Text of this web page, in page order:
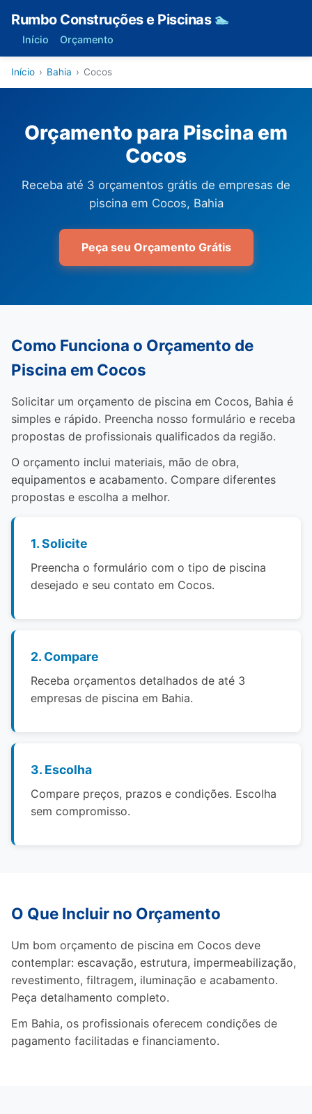
Rumbo Construções e Piscinas 🏊
Início Orçamento
Início › Bahia › Cocos
Orçamento para Piscina em
Cocos
Receba até 3 orçamentos grátis de empresas de
piscina em Cocos, Bahia
Peça seu Orçamento Grátis
Como Funciona o Orçamento de
Piscina em Cocos
Solicitar um orçamento de piscina em Cocos, Bahia é
simples e rápido. Preencha nosso formulário e receba
propostas de profissionais qualificados da região.
O orçamento inclui materiais, mão de obra,
equipamentos e acabamento. Compare diferentes
propostas e escolha a melhor.
1. Solicite
Preencha o formulário com o tipo de piscina
desejado e seu contato em Cocos.
2. Compare
Receba orçamentos detalhados de até 3
empresas de piscina em Bahia.
3. Escolha
Compare preços, prazos e condições. Escolha
sem compromisso.
O Que Incluir no Orçamento
Um bom orçamento de piscina em Cocos deve
contemplar: escavação, estrutura, impermeabilização,
revestimento, filtragem, iluminação e acabamento.
Peça detalhamento completo.
Em Bahia, os profissionais oferecem condições de
pagamento facilitadas e financiamento.